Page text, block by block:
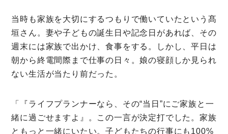
当時も家族を大切にするつもりで働いていたという髙
垣さん。妻や子どもの誕生日や記念日があれば、その
週末には家族で出かけ、食事をする。しかし、平日は
朝から終電間際まで仕事の日々。娘の寝顔しか見られ
ない生活が当たり前だった。
「『ライフプランナーなら、その“当日”にご家族と一
緒に過ごせますよ』。この一言が決定打でした。家族
ともっと一緒にいたい。子どもたちの行事にも100%